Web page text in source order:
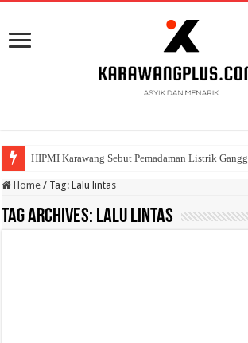
HIPMI Karawang Sebut Pemadaman Listrik
Home / Tag:Lalu lintas
Tag Archives: Lalu lintas